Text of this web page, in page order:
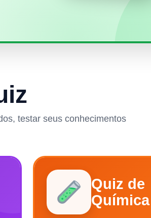
testar seus conhecimentos
Quiz de
Química